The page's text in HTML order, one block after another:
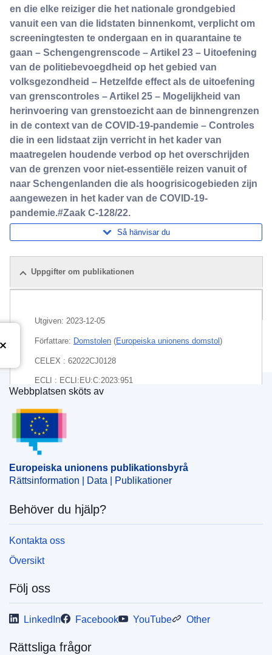
en die elke reiziger die het nationale grondgebied
vanuit een van die lidstaten binnenkomt, verplicht om
screeningtesten te ondergaan en in quarantaine te
gaan – Schengengrenscode – Artikel 23 – Uitoefening
van de politiebevoegdheid op het gebied van
volksgezondheid – Hetzelfde effect als de uitoefening
van grenscontroles – Artikel 25 – Mogelijkheid van
herinvoering van grenstoezicht aan de binnengrenzen
in de context van de COVID-19-pandemie – Controles
die in een lidstaat zijn verricht in het kader van
maatregelen houdende verbod op het overschrijden
van de grenzen voor niet-essentiële reizen vanuit of
naar Schengenlanden die als hoogrisicogebieden zijn
aangewezen in het kader van de COVID-19-
pandemie.#Zaak C-128/22.
Så hänvisar du
Uppgifter om publikationen
Utgiven: 2023-12-05
Författare: Domstolen (Europeiska unionens domstol )
CELEX : 62022CJ0128
ECLI : ECLI:EU:C:2023:951
Europeiska unionens publikationsbyrå
Webbplatsen sköts av
Europeiska unionens publikationsbyrå
Rättsinformation | Data | Publikationer
Behöver du hjälp?
Kontakta oss
Översikt
Följ oss
LinkedIn Facebook YouTube Other
Rättsliga frågor